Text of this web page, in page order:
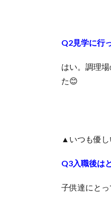
Q2見学に行
はい。調理
た😊
▲いつも優
Q3入職後は
子供達にと